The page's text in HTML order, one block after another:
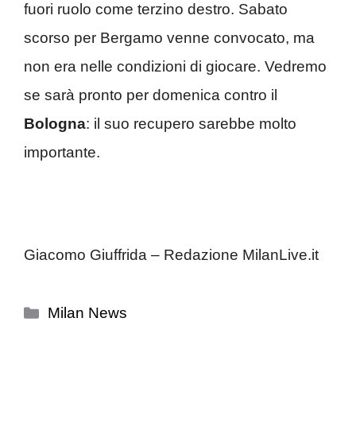
fuori ruolo come terzino destro. Sabato
scorso per Bergamo venne convocato, ma
non era nelle condizioni di giocare. Vedremo
se sarà pronto per domenica contro il
Bologna: il suo recupero sarebbe molto
importante.
Giacomo Giuffrida – Redazione MilanLive.it
Categorie
Milan News